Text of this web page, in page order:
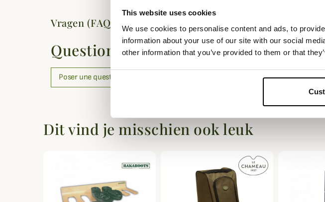
This website uses cookies
We use cookies to personalise content and ads, to
information about your use of our site with our social
other information that you’ve provided to them or that
Vragen (FAQ's)
Questions (FAQs)
Poser une question
Dit vind je misschien ook leuk